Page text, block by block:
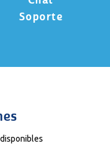
Soporte